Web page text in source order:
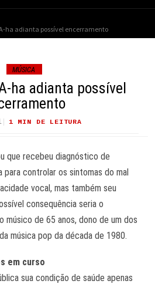
ha adianta possível encerramento
MÚSICA
ha adianta possível
1 MIN DE LEITURA
que recebeu diagnóstico de
para controlar os sintomas do mal
vocal, mas também seu
consequência seria o
de 65 anos, dono de um dos
música pop da década de 1980.
em curso
sua condição de saúde apenas